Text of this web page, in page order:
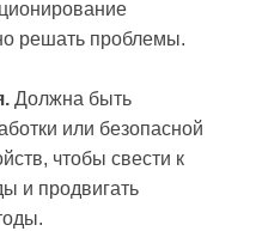
решать проблемы.
Должна быть
или безопасной
чтобы свести к
и продвигать